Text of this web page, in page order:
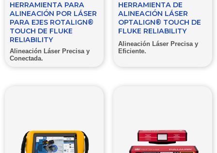
HERRAMIENTA PARA
ALINEACIÓN POR LÁSER
PARA EJES ROTALIGN®
TOUCH DE FLUKE
RELIABILITY
Alineación Láser Precisa y
Conectada.
HERRAMIENTA DE
ALINEACIÓN LÁSER
OPTALIGN® TOUCH DE
FLUKE RELIABILITY
Alineación Láser Precisa y
Eficiente.